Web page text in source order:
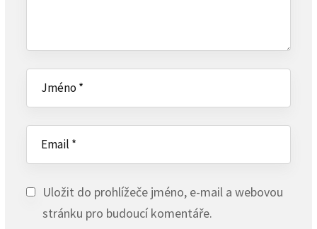
Uložit do prohlížeče jméno, e-mail a webovou
stránku pro budoucí komentáře.